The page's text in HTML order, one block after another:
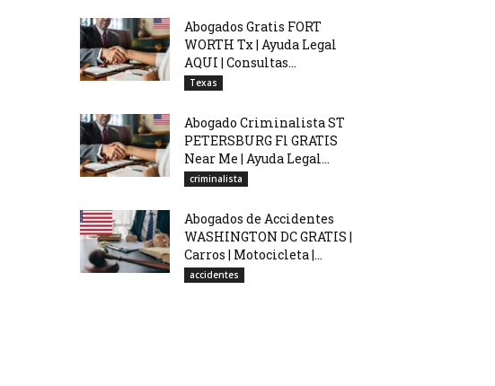
Abogados Gratis FORT
WORTH Tx | Ayuda Legal
AQUI | Consultas...
Texas
Abogado Criminalista ST
PETERSBURG Fl GRATIS
Near Me | Ayuda Legal...
criminalista
Abogados de Accidentes
WASHINGTON DC GRATIS |
Carros | Motocicleta |...
accidentes